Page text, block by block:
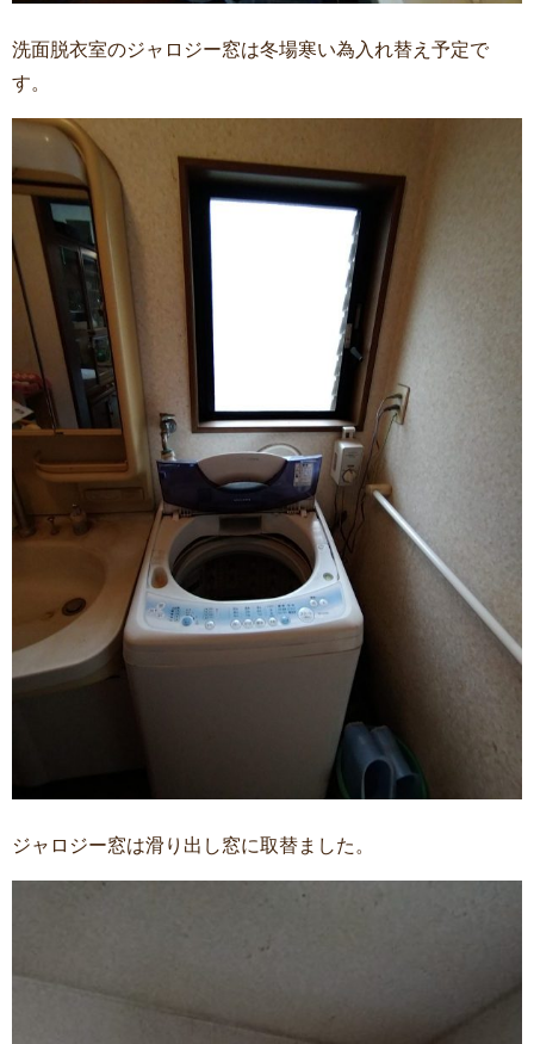
洗面脱衣室のジャロジー窓は冬場寒い為入れ替え予定で
す。
ジャロジー窓は滑り出し窓に取替ました。